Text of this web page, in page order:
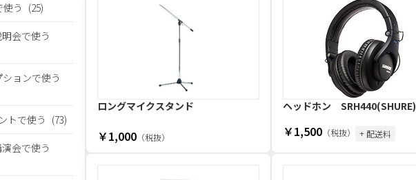
う (25)
会で使う
ョンで使う
トで使う (73)
会で使う
ロングマイクスタンド
￥1,000 （税抜）
ヘッドホン SRH440(SHURE)
￥1,500 （税抜） + 配送料